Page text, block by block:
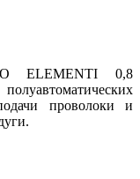
ELEMENTI 0,8
проволоки и